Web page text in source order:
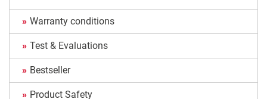
Warranty conditions
Test & Evaluations
Bestseller
Product Safety